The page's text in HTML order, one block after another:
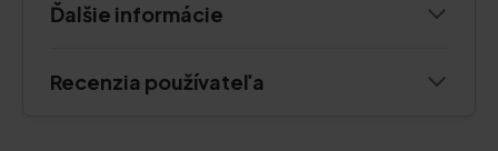
Ďalšie informácie
Recenzia používateľa